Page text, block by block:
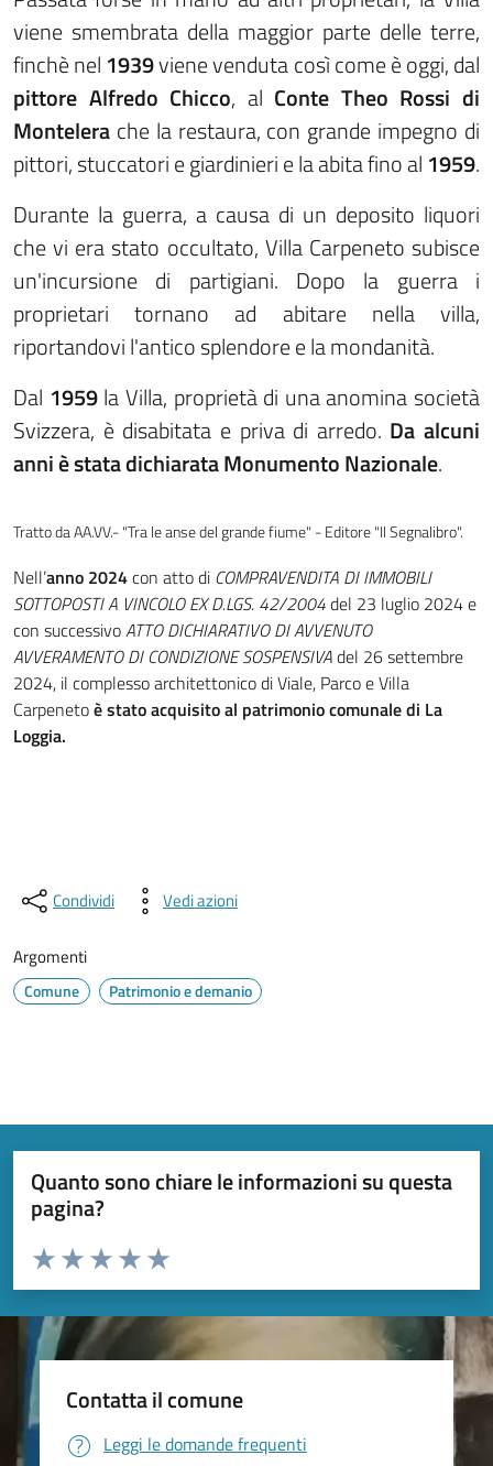
viene smembrata della maggior parte delle terre,
finchè nel 1939viene venduta così come è oggi, dal
pittore Alfredo Chicco, al Conte Theo Rossi di
Montelera che la restaura, con grande impegno di
pittori, stuccatori e giardinieri e la abita fino al 1959.
Durante la guerra, a causa di un deposito liquori
che vi era stato occultato, Villa Carpeneto subisce
un'incursione di partigiani. Dopo la guerra i
proprietari tornano ad abitare nella villa,
riportandovi l'antico splendore e la mondanità.
Dal 1959la Villa, proprietà di una anomina società
Svizzera, è disabitata e priva di arredo. Da alcuni
anni è stata dichiarata Monumento Nazionale.
Tratto da AA.VV.- "Tra le anse del grande fiume" - Editore "Il Segnalibro".
Nell’anno 2024con atto di COMPRAVENDITA DI IMMOBILI
SOTTOPOSTI A VINCOLO EX D.LGS. 42/2004del 23 luglio 2024 e
con successivoATTO DICHIARATIVO DI AVVENUTO
AVVERAMENTO DI CONDIZIONE SOSPENSIVAdel 26 settembre
2024, il complesso architettonico di Viale, Parco e Villa
Carpenetoè stato acquisito al patrimonio comunale di La
Loggia.
Condividi Vedi azioni
Argomenti
Comune Patrimonio e demanio
Quanto sono chiare le informazioni su questa
pagina?
Valuta da 1 a 5 stelle la pagina
Valuta 5 stelle su 5
Valuta 4 stelle su 5
Valuta 3 stelle su 5
Valuta 2 stelle su 5
Valuta 1 stelle su 5
Contatta il comune
Leggi le domande frequenti